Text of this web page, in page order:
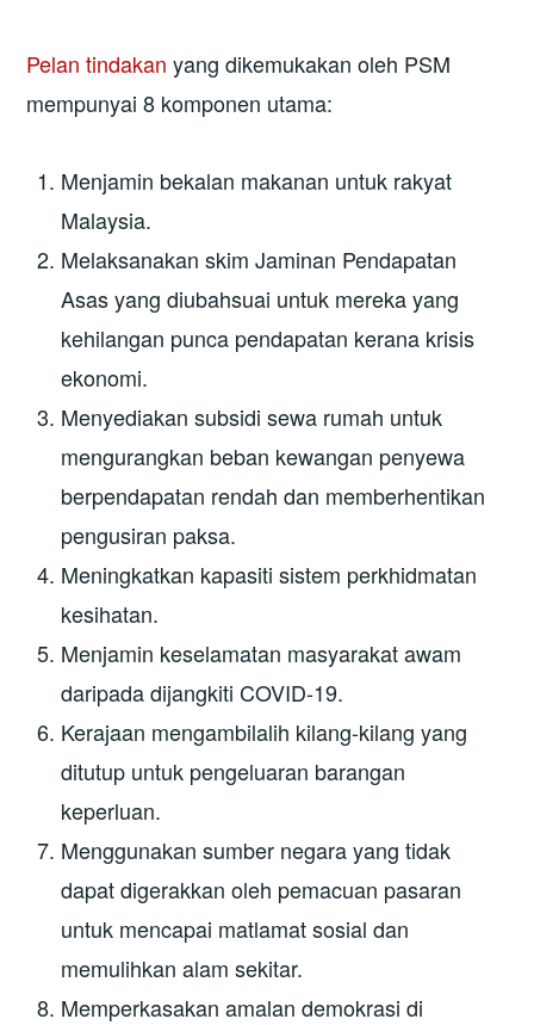
Pelan tindakan yang dikemukakan oleh PSM
mempunyai 8 komponen utama:
Menjamin bekalan makanan untuk rakyat
Malaysia.
Melaksanakan skim Jaminan Pendapatan
Asas yang diubahsuai untuk mereka yang
kehilangan punca pendapatan kerana krisis
ekonomi.
Menyediakan subsidi sewa rumah untuk
mengurangkan beban kewangan penyewa
berpendapatan rendah dan memberhentikan
pengusiran paksa.
Meningkatkan kapasiti sistem perkhidmatan
kesihatan.
Menjamin keselamatan masyarakat awam
daripada dijangkiti COVID-19.
Kerajaan mengambilalih kilang-kilang yang
ditutup untuk pengeluaran barangan
keperluan.
Menggunakan sumber negara yang tidak
dapat digerakkan oleh pemacuan pasaran
untuk mencapai matlamat sosial dan
memulihkan alam sekitar.
Memperkasakan amalan demokrasi di